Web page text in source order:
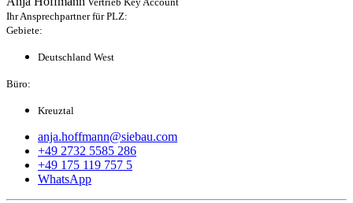
Ihr Ansprechpartner für PLZ:
Gebiete:
Deutschland West
Büro:
Kreuztal
anja.hoffmann@siebau.com
+49 2732 5585 286
+49 175 119 757 5
WhatsApp